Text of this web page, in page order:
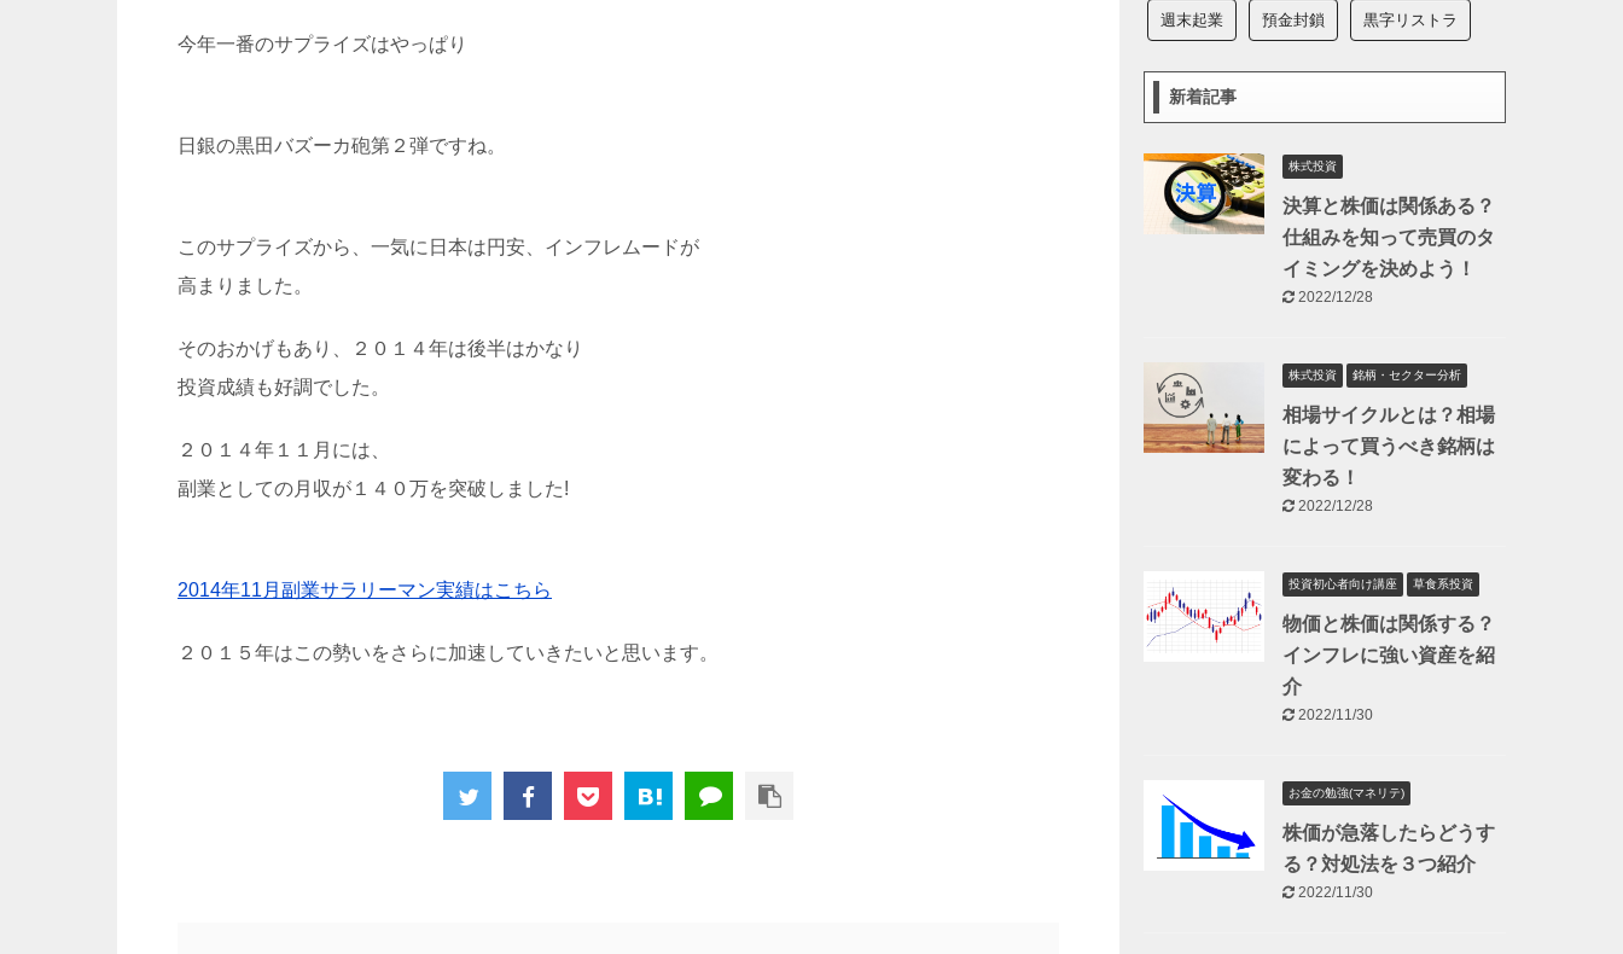
今年一番のサプライズはやっぱり
日銀の黒田バズーカ砲第２弾ですね。
このサプライズから、一気に日本は円安、インフレムードが
高まりました。
そのおかげもあり、２０１４年は後半はかなり
投資成績も好調でした。
２０１４年１１月には、
副業としての月収が１４０万を突破しました!
2014年11月副業サラリーマン実績はこちら
２０１５年はこの勢いをさらに加速していきたいと思います。
週末起業 預金封鎖 黒字リストラ
新着記事
株式投資
決算と株価は関係ある？
仕組みを知って売買のタ
イミングを決めよう！
2022/12/28
株式投資 銘柄・セクター分析
相場サイクルとは？相場
によって買うべき銘柄は
変わる！
2022/12/28
投資初心者向け講座 草食系投資
物価と株価は関係する？
インフレに強い資産を紹
介
2022/11/30
お金の勉強(マネリテ)
株価が急落したらどうす
る？対処法を３つ紹介
2022/11/30